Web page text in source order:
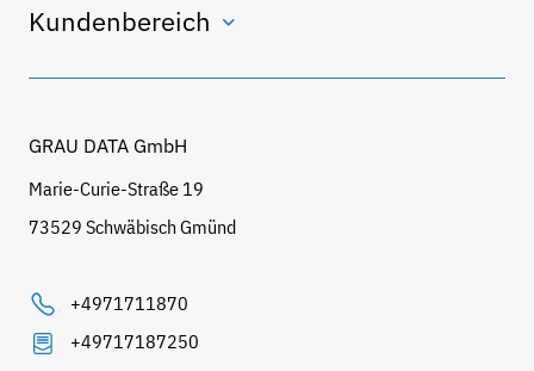
Kundenbereich
GRAU DATA GmbH
Marie-Curie-Straße 19
73529 Schwäbisch Gmünd
+4971711870
+49717187250